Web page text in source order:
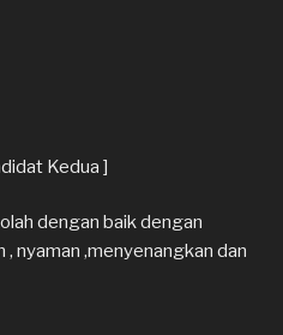
Kedua ]
dengan baik dengan
nyaman ,menyenangkan dan